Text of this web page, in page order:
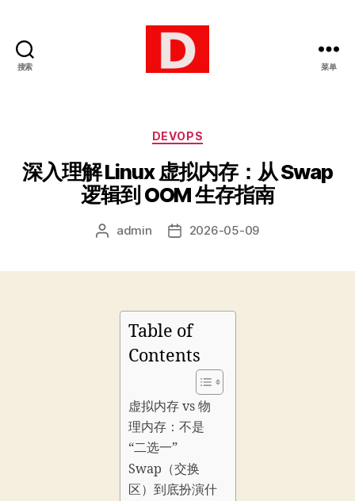
搜索 菜单
分
DEVOPS
深入理解 Linux 虚拟内存：从 Swap
逻辑到 OOM 生存指南
文 admin
发 2026-05-09
Table of
Contents
虚拟内存 vs 物
理内存：不是
“二选一”
Swap（交换
区）到底扮演什